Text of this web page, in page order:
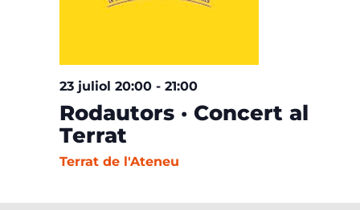
23 juliol 20:00- 21:00
Rodautors · Concert al
Terrat
Terrat de l'Ateneu